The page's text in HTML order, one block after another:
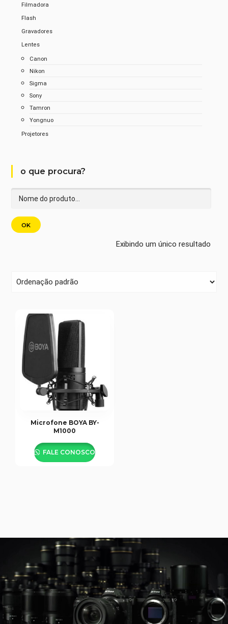
Filmadora
Flash
Gravadores
Lentes
Canon
Nikon
Sigma
Sony
Tamron
Yongnuo
Projetores
o que procura?
Exibindo um único resultado
Microfone BOYA BY-
M1000
FALE CONOSCO